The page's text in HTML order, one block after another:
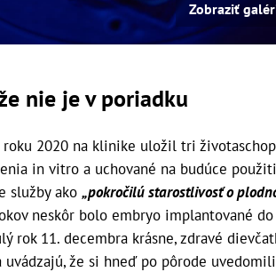
Zobraziť
nie je v poriadku
2020 na klinike uložil tri
in vitro a uchované na budúce
služby ako „pokročilú starostlivosť o
neskôr bolo embryo implantované
rok 11. decembra krásne, zdravé
uvádzajú, že si hneď po pôrode